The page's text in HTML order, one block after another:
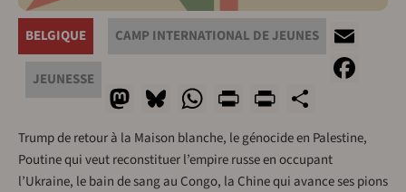
BELGIQUE CAMP INTERNATIONAL DE JEUNES
JEUNESSE Mastodon
Bluesky
WhatsApp
Print
Trump de retour à la Maison blanche, le génocide en Palestine,
Poutine qui veut reconstituer l’empire russe en occupant
l’Ukraine, le bain de sang au Congo, la Chine qui avance ses pions